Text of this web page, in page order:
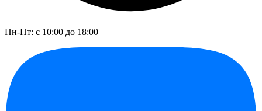
Пн-Пт: с 10:00 до 18:00